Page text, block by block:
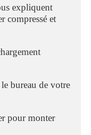
expliquent
compressé et
bureau de votre
pour monter